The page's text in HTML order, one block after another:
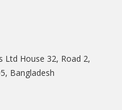
Ltd House 32, Road 2,
Bangladesh